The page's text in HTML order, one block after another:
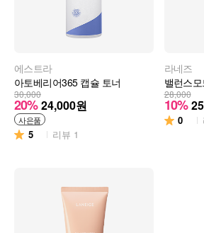
에스트라
아토베리어365 캡슐 토너
30,000
20% 24,000원
사은품
5 리뷰 1
라네즈
밸런스
28,000
10%
0